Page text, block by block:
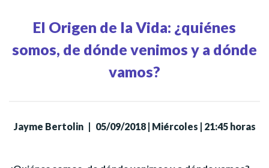
El Origen de la Vida: ¿quiénes
somos, de dónde venimos y a dónde
vamos?
Jayme Bertolin | 05/09/2018 | Miércoles | 21:45 horas